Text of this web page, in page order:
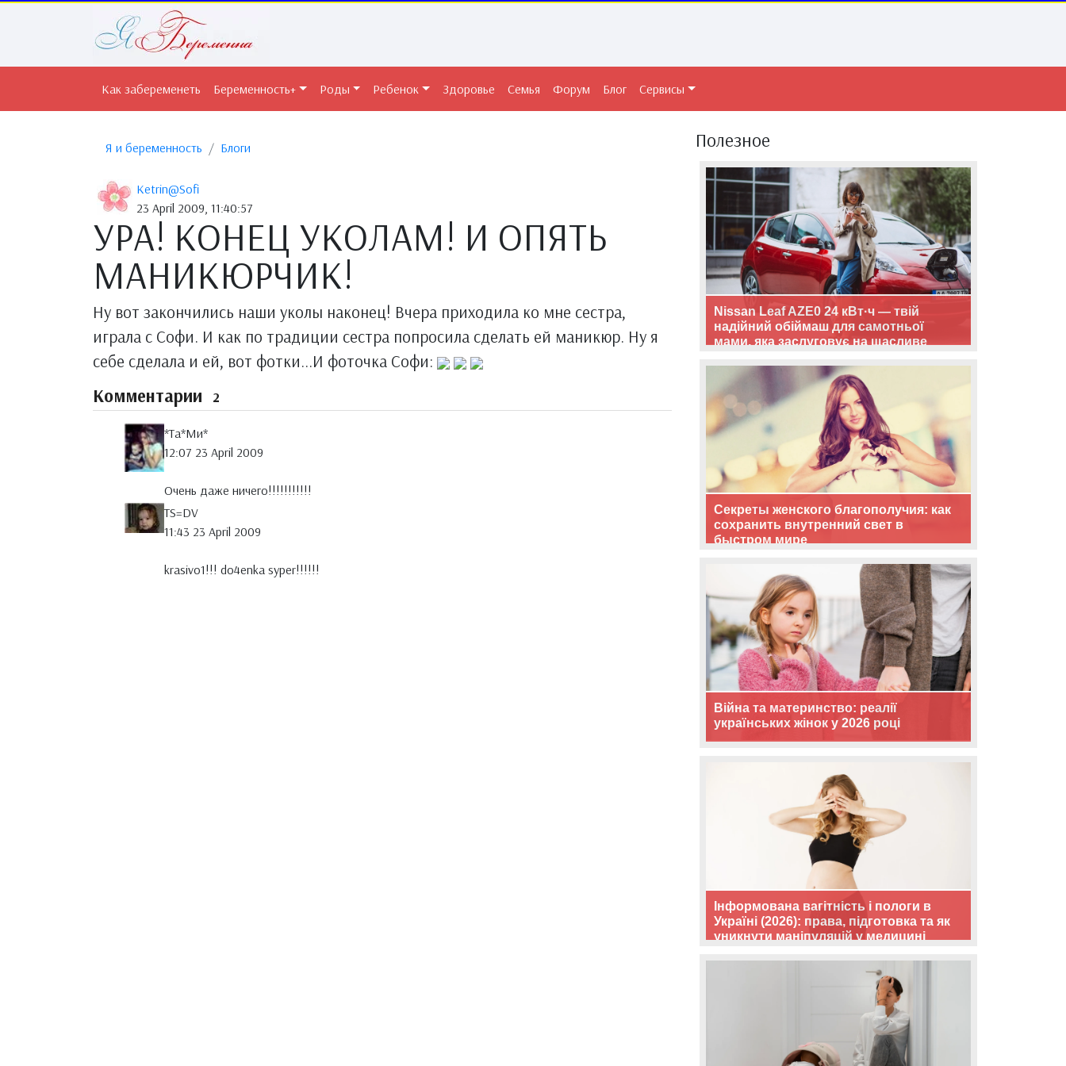
Как забеременеть Беременность+ Роды Ребенок Здоровье Семья Форум Блог Сервисы
Я и беременность Блоги
Ketrin@Sofi
23 April 2009, 11:40:57
УРА! КОНЕЦ УКОЛАМ! И ОПЯТЬ
МАНИКЮРЧИК!
Ну вот закончились наши уколы наконец! Вчера приходила ко мне сестра,
играла с Софи. И как по традиции сестра попросила сделать ей маникюр. Ну я
себе сделала и ей, вот фотки...И фоточка Софи:
Комментарии 2
*Тa*Ми*
12:07 23 April 2009
Очень даже ничего!!!!!!!!!!!
TS=DV
11:43 23 April 2009
krasivo1!!! do4enka syper!!!!!!
Полезное
Nissan Leaf AZE0 24 кВт·ч — твій
надійний обіймаш для самотньої
мами, яка заслуговує на щасливе
Секреты женского благополучия: как
сохранить внутренний свет в
быстром мире
Війна та материнство: реалії
українських жінок у 2026 році
Інформована вагітність і пологи в
Україні (2026): права, підготовка та як
уникнути маніпуляцій у медицині